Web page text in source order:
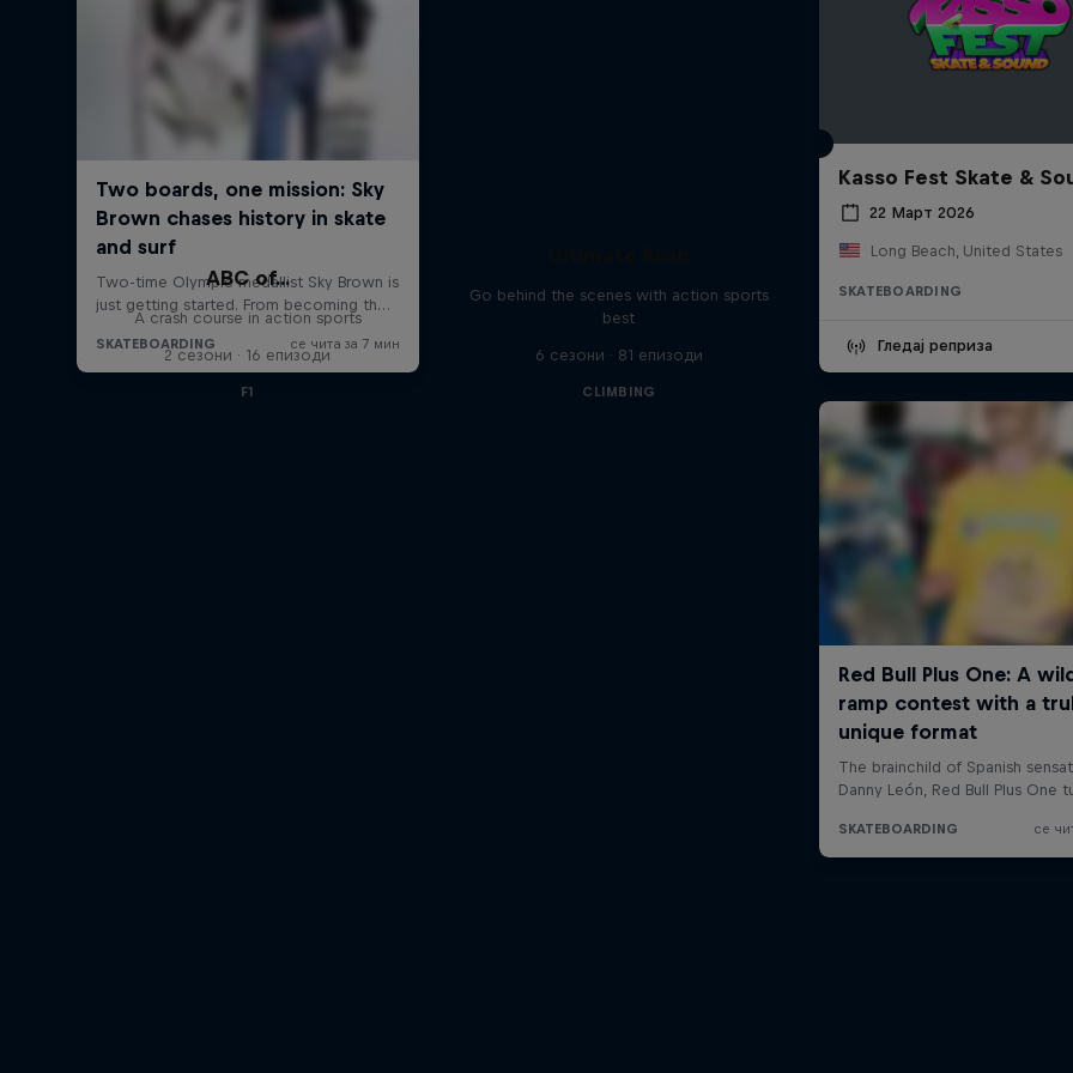
Kasso Fest Skate &
22 Март 2026
Long Beach, United States
SKATEBOARDING
Гледај реприза
ABC of...
A crash course in action sports
2 сезони · 16 епизоди
F1
Go behind the scenes with action sports
best
6 сезони · 81 епизоди
CLIMBING